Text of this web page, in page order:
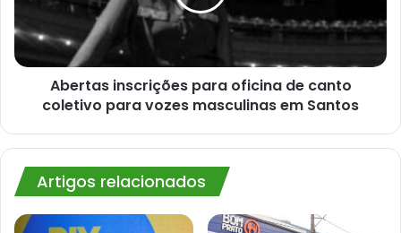
coletivo
para
vozes
masculinasAbertas inscrições para oficina de canto
coletivo para vozes masculinas em Santos
Artigos relacionados